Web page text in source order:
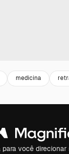
medicina
você